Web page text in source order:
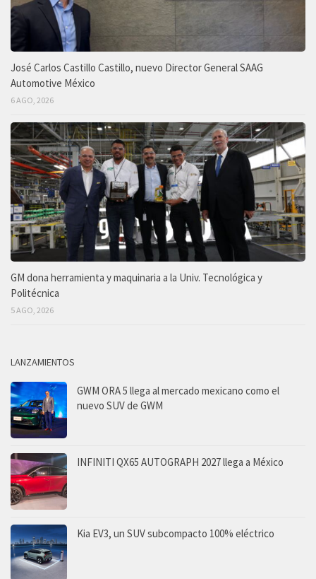
José Carlos Castillo Castillo, nuevo Director General SAAG
Automotive México
6 AGO, 2026
GM dona herramienta y maquinaria a la Univ. Tecnológica y
Politécnica
5 AGO, 2026
LANZAMIENTOS
GWM ORA 5 llega al mercado mexicano como el
nuevo SUV de GWM
INFINITI QX65 AUTOGRAPH 2027 llega a México
Kia EV3, un SUV subcompacto 100% eléctrico